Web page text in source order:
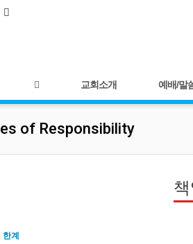
교회소개 예배/말
of Responsibility
계